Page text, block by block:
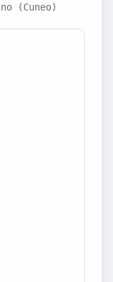
(Cuneo)